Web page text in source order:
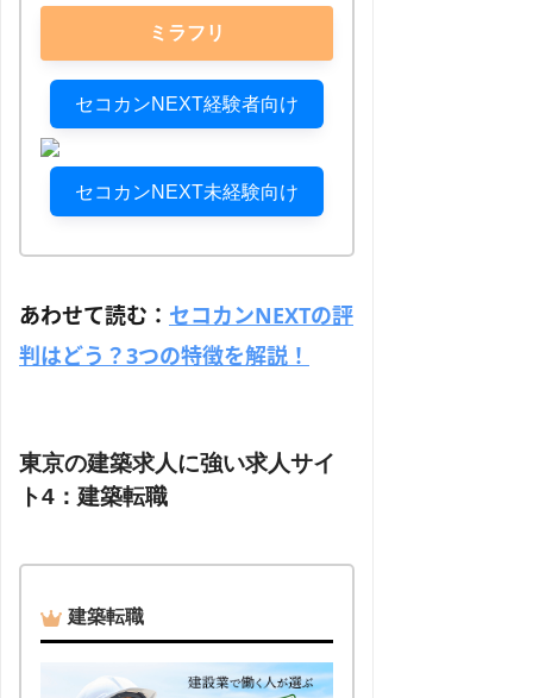
ミラフリ
セコカンNEXT経験者向け
セコカンNEXT未経験向け
あわせて読む： セコカンNEXTの評
判はどう？3つの特徴を解説！
東京の建築求人に強い求人サイ
ト4：建築転職
建築転職